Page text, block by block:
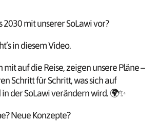
2030 mit unserer SoLawi vor?
in diesem Video.
auf die Reise, zeigen unsere Pläne –
Schritt für Schritt, was sich auf
der SoLawi verändern wird. 🌍✨
Neue Konzepte?